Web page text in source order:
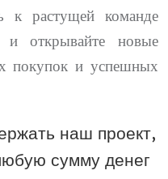
к растущей команде
и открывайте новые
покупок и успешных
наш проект,
сумму денег